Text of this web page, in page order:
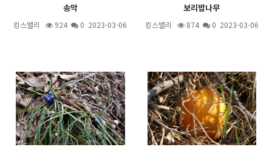
송악
킹스밸리 924 0 2023-03-06
보리밥나무
킹스밸리 874 0 2023-03-06